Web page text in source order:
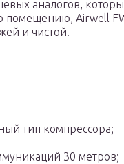
аналогов,
помещению, Airwell
и чистой.
тип компрессора;
30 метров;